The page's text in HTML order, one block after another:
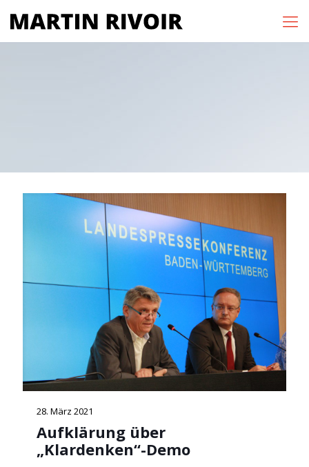
28. März 2021
Aufklärung über
„Klardenken“-Demo